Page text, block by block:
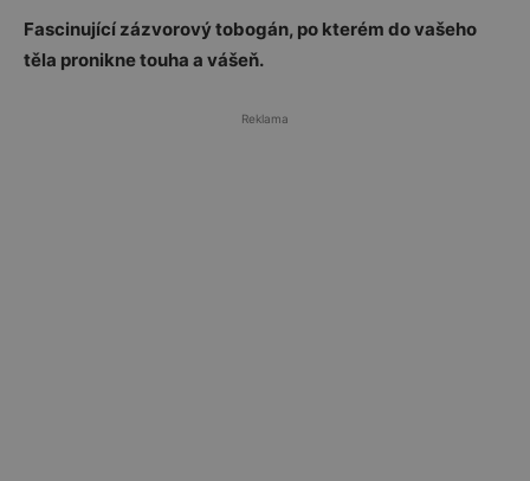
Fascinující zázvorový tobogán, po kterém do vašeho
těla pronikne touha a vášeň.
Reklama